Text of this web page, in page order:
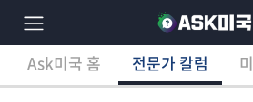
×
분
Ask미국 홈 전문가 칼럼
Ask미국 홈 전문가 칼럼